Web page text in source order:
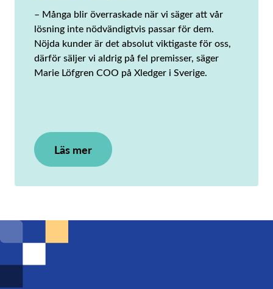
– Många blir överraskade när vi säger att vår
lösning inte nödvändigtvis passar för dem.
Nöjda kunder är det absolut viktigaste för oss,
därför säljer vi aldrig på fel premisser, säger
Marie Löfgren COO på Xledger i Sverige.
Läs mer